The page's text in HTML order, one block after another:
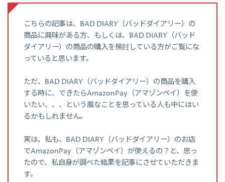
こちらの記事は、BAD DIARY（バッドダイアリー）の
商品に興味がある方、もしくは、BAD DIARY（バッド
ダイアリー）の商品の購入を検討している方がご覧にな
っていると思います。
ただ、BAD DIARY（バッドダイアリー）の商品を購入
する時に、できたらAmazonPay（アマゾンペイ）を使
いたい、、、という風なことを思っている人も中にはい
るかもしれません。
実は、私も、BAD DIARY（バッドダイアリー）のお店
でAmazonPay（アマゾンペイ）が使えるの？と、思っ
たので、私自身が調べた結果を記事にさせていただきま
す。